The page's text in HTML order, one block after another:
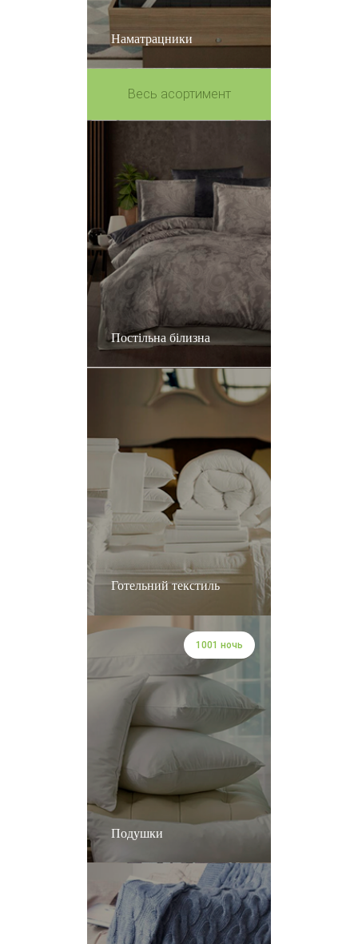
Наматрацники
Весь асортимент
Постільна білизна
Готельний текстиль
Подушки
1001 ночь